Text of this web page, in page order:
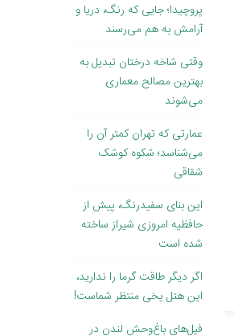
پروچیدا؛ جایی که رنگ، دریا و
آرامش به هم می‌رسند
وقتی ‌شاخه درختان تبدیل به
بهترین مصالح معماری
می‌شوند
عمارتی که تهران کمتر آن را
می‌شناسد؛ شکوه کوشک
شقاقی
این بنای سفیدرنگ، پیش از
حافظیه امروزی شیراز ساخته
شده است
اگر دیگر طاقت گرما را ندارید،
این هتل یخی منتظر شماست!
فیل‌های باغ‌وحش لندن در